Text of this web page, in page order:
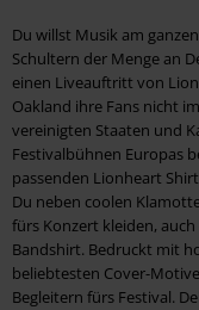
Du willst Musik am
Schultern der Menge an
einen Liveauftritt von
Oakland ihre Fans nicht
vereinigten Staaten und
Festivalbühnen Europas
passenden Lionheart
Du neben coolen
fürs Konzert kleiden, auch
Bandshirt. Bedruckt mit
beliebtesten Cover-
Begleitern fürs Festival.